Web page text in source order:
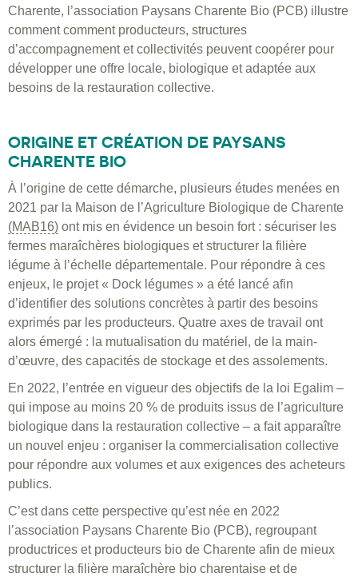
Charente, l’association Paysans Charente Bio (PCB) illustre
comment comment producteurs, structures
d’accompagnement et collectivités peuvent coopérer pour
développer une offre locale, biologique et adaptée aux
besoins de la restauration collective.
ORIGINE ET CRÉATION DE PAYSANS
CHARENTE BIO
À l’origine de cette démarche, plusieurs études menées en
2021 par la Maison de l’Agriculture Biologique de Charente
(MAB16) ont mis en évidence un besoin fort : sécuriser les
fermes maraîchères biologiques et structurer la filière
légume à l’échelle départementale. Pour répondre à ces
enjeux, le projet « Dock légumes » a été lancé afin
d’identifier des solutions concrètes à partir des besoins
exprimés par les producteurs. Quatre axes de travail ont
alors émergé : la mutualisation du matériel, de la main-
d’œuvre, des capacités de stockage et des assolements.
En 2022, l’entrée en vigueur des objectifs de la loi Egalim –
qui impose au moins 20 % de produits issus de l’agriculture
biologique dans la restauration collective – a fait apparaître
un nouvel enjeu : organiser la commercialisation collective
pour répondre aux volumes et aux exigences des acheteurs
publics.
C’est dans cette perspective qu’est née en 2022
l’association Paysans Charente Bio (PCB), regroupant
productrices et producteurs bio de Charente afin de mieux
structurer la filière maraîchère bio charentaise et de